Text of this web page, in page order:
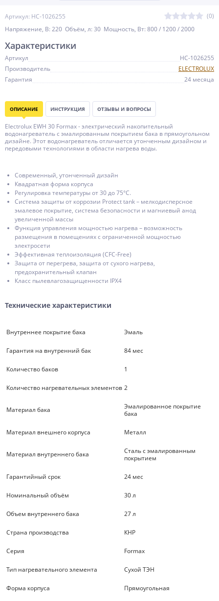
Артикул: НС-1026255
(0)
Напряжение, В: 220 Объём, л: 30 Мощность, Вт: 800 / 1200 / 2000
Характеристики
Артикул
НС-1026255
Производитель
ELECTROLUX
Гарантия
24 месяца
ОПИСАНИЕ ИНСТРУКЦИЯ ОТЗЫВЫ И ВОПРОСЫ
Electrolux EWH 30 Formax - электрический накопительный
водонагреватель с эмалированным покрытием бака в прямоугольном
дизайне. Этот водонагреватель отличается утонченным дизайном и
передовыми технологиями в области нагрева воды.
Современный, утонченный дизайн
Квадратная форма корпуса
Регулировка температуры от 30 до 75°С.
Система защиты от коррозии Protect tank – мелкодисперсное
эмалевое покрытие, система безопасности и магниевый анод
увеличенной массы
Функция управления мощностью нагрева – возможность
размещения в помещениях с ограниченной мощностью
электросети
Эффективная теплоизоляция (CFC-Free)
Защита от перегрева, защита от сухого нагрева,
предохранительный клапан
Класс пылевлагозащищенности IPX4
Технические характеристики
Внутреннее покрытие бака Эмаль
Гарантия на внутренний бак 84 мес
Количество баков 1
Количество нагревательных элементов 2
Материал бака
Эмалированное покрытие
бака
Материал внешнего корпуса Металл
Материал внутреннего бака
Сталь с эмалированным
покрытием
Гарантийный срок 24 мес
Номинальный объём 30 л
Объем внутреннего бака 27 л
Страна производства КНР
Серия Formax
Тип нагревательного элемента Сухой ТЭН
Форма корпуса Прямоугольная